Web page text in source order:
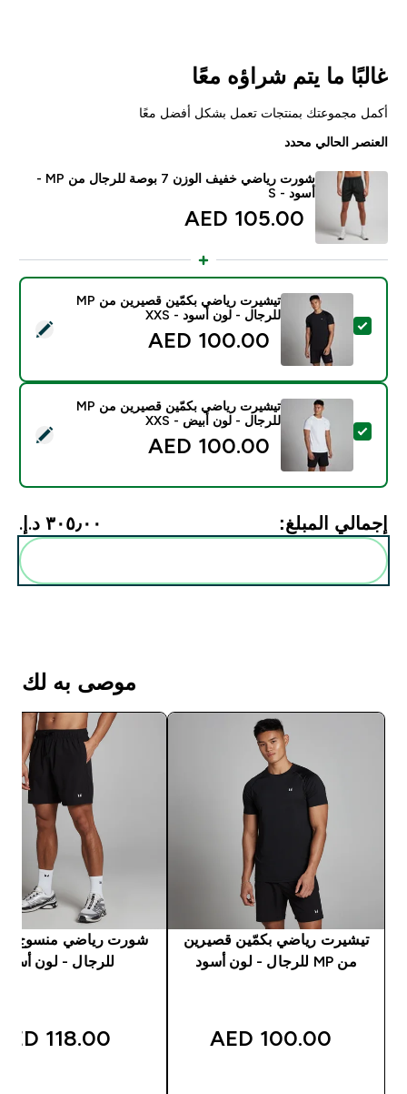
غالبًا ما يتم شراؤه معًا
أكمل مجموعتك بمنتجات تعمل بشكل أفضل معًا
العنصر الحالي محدد
شورت رياضي خفيف الوزن 7 بوصة للرجال من MP -
أسود - S
105.00 AED‎
تحديد هذا المنتج - تيشيرت رياضي بكمّين قصيرين من MP للرجال - لون أسود - XXS
تيشيرت رياضي بكمّين قصيرين من MP
للرجال - لون أسود - XXS
100.00 AED‎
تحديد هذا المنتج - تيشيرت رياضي بكمّين قصيرين من MP للرجال - لون أبيض - XXS
تيشيرت رياضي بكمّين قصيرين من MP
للرجال - لون أبيض - XXS
100.00 AED‎
إجمالي المبلغ: ٣٠٥٫٠٠ د.إ.‏‎
موصى به لك
تيشيرت رياضي بكمّين قصيرين
من MP للرجال - لون أسود
100.00 AED‎
للرجال - لون أسود
118.00 AED‎